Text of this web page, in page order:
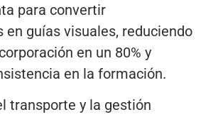
para convertir
en guías visuales, reduciendo
en un 80% y
en la formación.
transporte y la gestión